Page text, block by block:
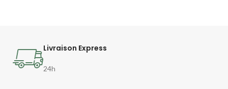
Livraison Express
24h